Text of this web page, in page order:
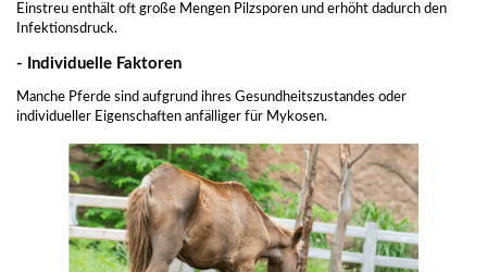
Einstreu enthält oft große Mengen Pilzsporen und erhöht dadurch den
Infektionsdruck.
- Individuelle Faktoren
Manche Pferde sind aufgrund ihres Gesundheitszustandes oder
individueller Eigenschaften anfälliger für Mykosen.